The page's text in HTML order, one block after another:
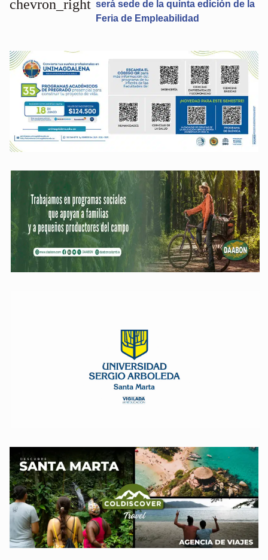
será sede de la quinta edición de la
Feria de Empleabilidad
chevron_right